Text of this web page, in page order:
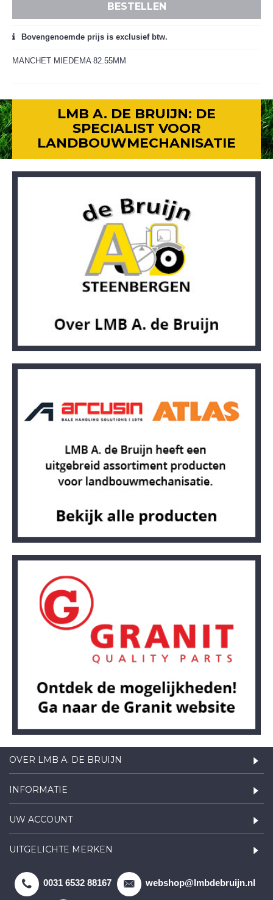
BESTELLEN
Bovengenoemde prijs is exclusief btw.
MANCHET MIEDEMA 82.55MM
LMB A. DE BRUIJN: DE
SPECIALIST VOOR
LANDBOUWMECHANISATIE
OVER LMB A. DE BRUIJN
INFORMATIE
UW ACCOUNT
UITGELICHTE MERKEN
0031 6532 88167 webshop@lmbdebruijn.nl